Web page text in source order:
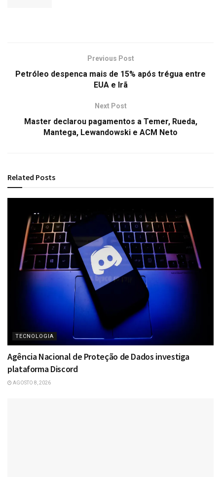
Previous Post
Petróleo despenca mais de 15% após trégua entre
EUA e Irã
Next Post
Master declarou pagamentos a Temer, Rueda,
Mantega, Lewandowski e ACM Neto
Related Posts
TECNOLOGIA
Agência Nacional de Proteção de Dados investiga
plataforma Discord
AGOSTO 8, 2026